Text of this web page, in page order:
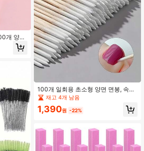
개 양면
이터 메
플리케
100개 일회용 초소형 양면 면봉, 속눈
썹 연장 접착제 제거용 무린트 마이크
로 브러시
재고 4개 남음
1,390원 -22%